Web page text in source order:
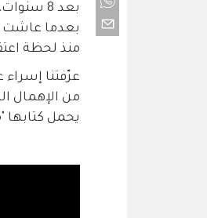
بعد 8
بعدما عاشت
منذ لحظة اعتقالها عام 2015،
عرّفتنا
من الإهمال
يحمل كتابها